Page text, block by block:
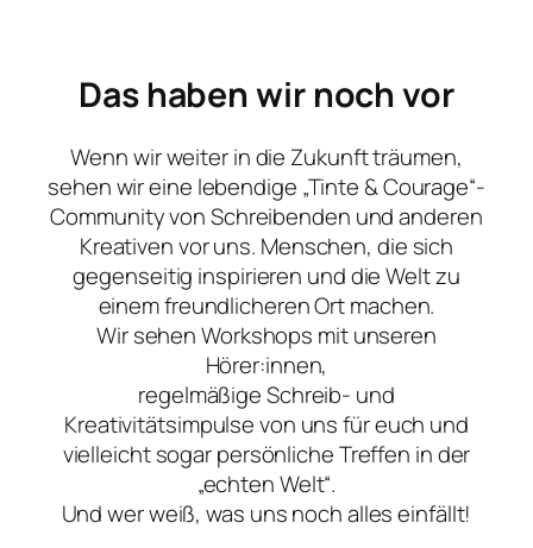
Das haben wir noch vor
Wenn wir weiter in die Zukunft träumen,
sehen wir eine lebendige „Tinte & Courage“-
Community von Schreibenden und anderen
Kreativen vor uns. Menschen, die sich
gegenseitig inspirieren und die Welt zu
einem freundlicheren Ort machen.
Wir sehen Workshops mit unseren
Hörer:innen,
regelmäßige Schreib- und
Kreativitätsimpulse von uns für euch und
vielleicht sogar persönliche Treffen in der
„echten Welt“.
Und wer weiß, was uns noch alles einfällt!